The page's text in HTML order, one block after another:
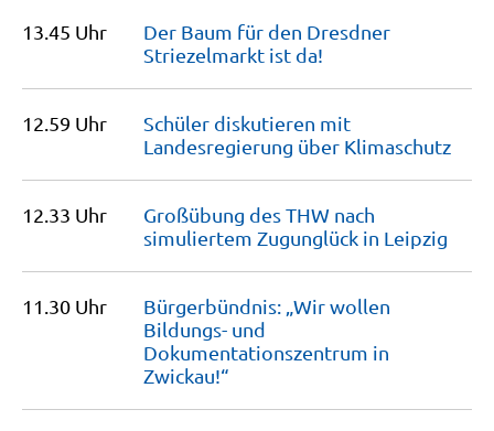
13.45 Uhr
Der Baum für den Dresdner
Striezelmarkt ist da!
12.59 Uhr
Schüler diskutieren mit
Landesregierung über Klimaschutz
12.33 Uhr
Großübung des THW nach
simuliertem Zugunglück in Leipzig
11.30 Uhr
Bürgerbündnis: „Wir wollen
Bildungs- und
Dokumentationszentrum in
Zwickau!“